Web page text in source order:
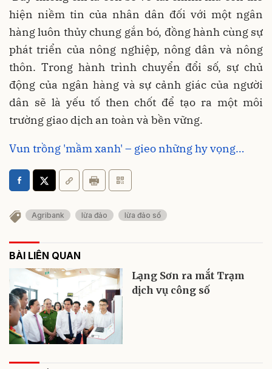
hiện niềm tin của nhân dân đối với một ngân
hàng luôn thủy chung gắn bó, đồng hành cùng sự
phát triển của nông nghiệp, nông dân và nông
thôn. Trong hành trình chuyển đổi số, sự chủ
động của ngân hàng và sự cảnh giác của người
dân sẽ là yếu tố then chốt để tạo ra một môi
trường giao dịch an toàn và bền vững.
Vun trồng 'mầm xanh' – gieo những hy vọng…
Agribank lừa đảo lừa đảo số
BÀI LIÊN QUAN
Lạng Sơn ra mắt Trạm
dịch vụ công số